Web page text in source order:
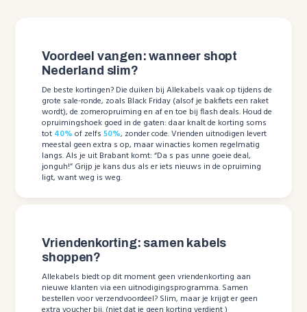
Voordeel vangen: wanneer shopt
Nederland slim?
De beste kortingen? Die duiken bij Allekabels vaak op tijdens de
grote sale-ronde, zoals Black Friday (alsof je bakfiets een raket
wordt), de zomeropruiming en af en toe bij flash deals. Houd de
opruimingshoek goed in de gaten: daar knalt de korting soms
tot 40% of zelfs50%, zonder code. Vrienden uitnodigen levert
meestal geen extra s op, maar winacties komen regelmatig
langs. Als je uit Brabant komt: “Da s pas unne goeie deal,
jonguh!” Grijp je kans dus als er iets nieuws in de opruiming
ligt, want weg is weg.
Vriendenkorting: samen kabels
shoppen?
Allekabels biedt op dit moment geen vriendenkorting aan
nieuwe klanten via een uitnodigingsprogramma. Samen
bestellen voor verzendvoordeel? Slim, maar je krijgt er geen